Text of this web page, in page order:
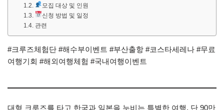
모집 대상 및 인원
신청 방법 및 일정
관련
#크루즈체험단 #해수부이벤트 #부산출항 #코스타세레나 #무료
여행기회 #해외여행체험 #국내여행이벤트
대형 크루즈를 타고 한국과 일본을 누비는 특별한 여행, 단 90만